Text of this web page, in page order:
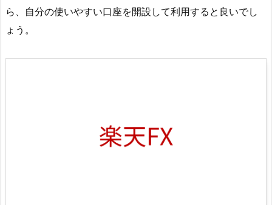
ら、自分の使いやすい口座を開設して利用すると良いでし
ょう。